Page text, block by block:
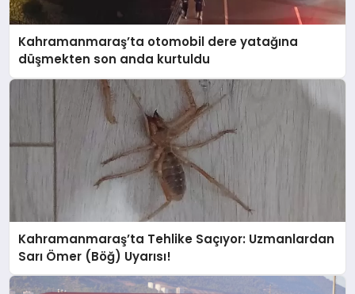
Kahramanmaraş’ta otomobil dere yatağına
düşmekten son anda kurtuldu
Kahramanmaraş’ta Tehlike Saçıyor: Uzmanlardan
Sarı Ömer (Böğ) Uyarısı!